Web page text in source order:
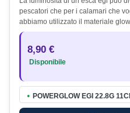
pescatori che per i calamari che
abbiamo utilizzato il materiale
8,90 €
Disponibile
● POWERGLOW EGI 22.8G